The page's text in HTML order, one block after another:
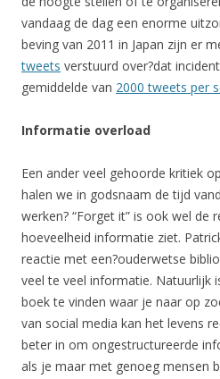
vandaag de dag een enorme
beving van 2011 in Japan zijn er
tweets verstuurd over?dat
gemiddelde van 2000 tweets per
Informatie overload
Een ander veel gehoorde kritiek
halen we in godsnaam de tijd
werken? “Forget it” is ook wel de
hoeveelheid informatie ziet.
reactie met een?ouderwetse
veel te veel informatie. Natuurlijk
boek te vinden waar je naar op
van social media kan het levens
beter in om ongestructureerde
als je maar met genoeg mensen